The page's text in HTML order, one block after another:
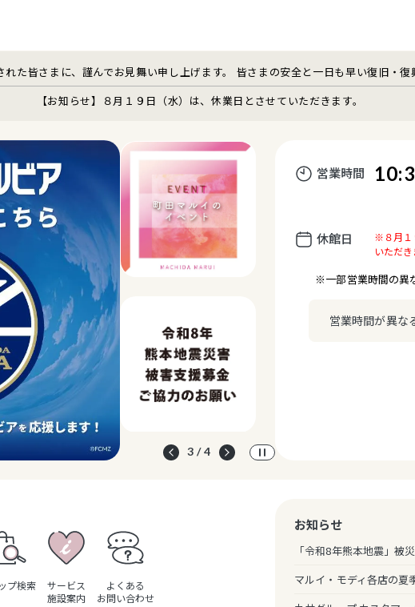
れた皆さまに、謹んでお見舞い申し上げます。 皆さまの安全と一日も早い復旧・復
【お知らせ】８月１９日（水）は、休業日とさせていただきます。
3 / 4
営業時間
休館日
※８月１
いただき
※一部営業時間の異
営業時間が異な
プ検索
サービス
施設案内
よくある
お問い合わせ
お知らせ
「令和8年熊本地震」被
マルイ・モディ各店の夏